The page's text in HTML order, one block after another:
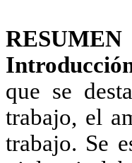
RESUMEN
que se
trabajo, el
trabajo. Se